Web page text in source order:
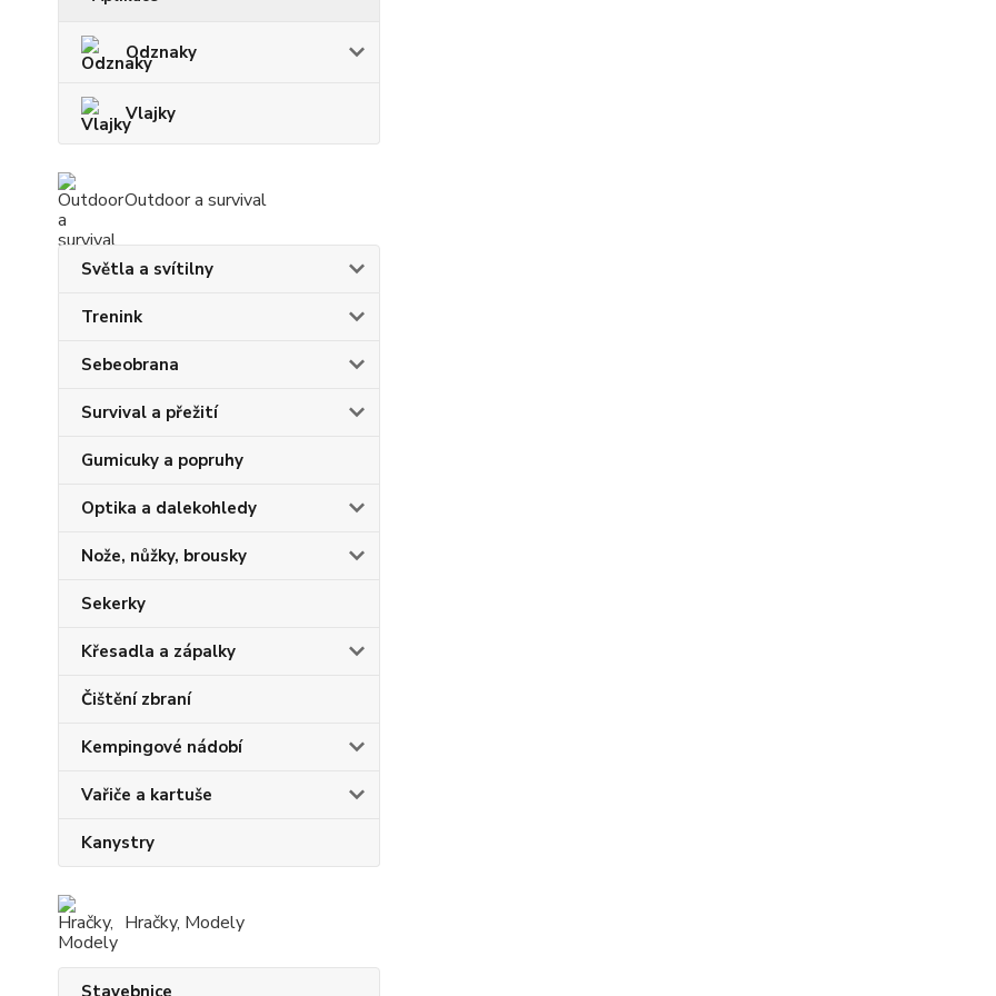
Odznaky
Vlajky
Outdoor a survival
Světla a svítilny
Trenink
Sebeobrana
Survival a přežití
Gumicuky a popruhy
Optika a dalekohledy
Nože, nůžky, brousky
Sekerky
Křesadla a zápalky
Čištění zbraní
Kempingové nádobí
Vařiče a kartuše
Kanystry
Hračky, Modely
Stavebnice